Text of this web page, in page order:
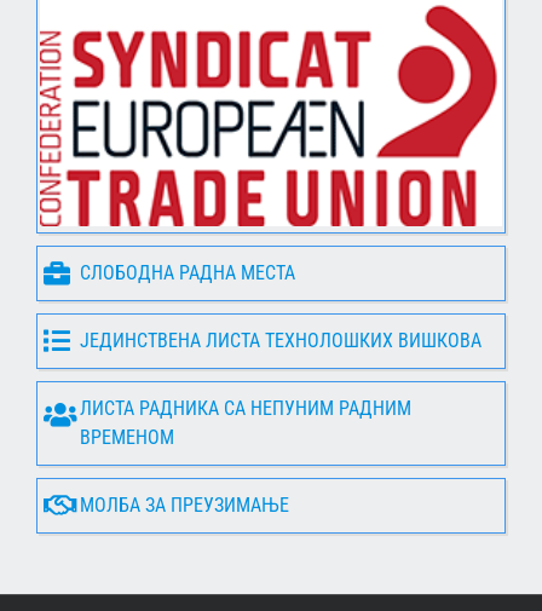
СЛОБОДНА РАДНА МЕСТА
ЈЕДИНСТВЕНА ЛИСТА ТЕХНОЛОШКИХ ВИШКОВА
ЛИСТА РАДНИКА СА НЕПУНИМ РАДНИМ
ВРЕМЕНОМ
МОЛБА ЗА ПРЕУЗИМАЊЕ